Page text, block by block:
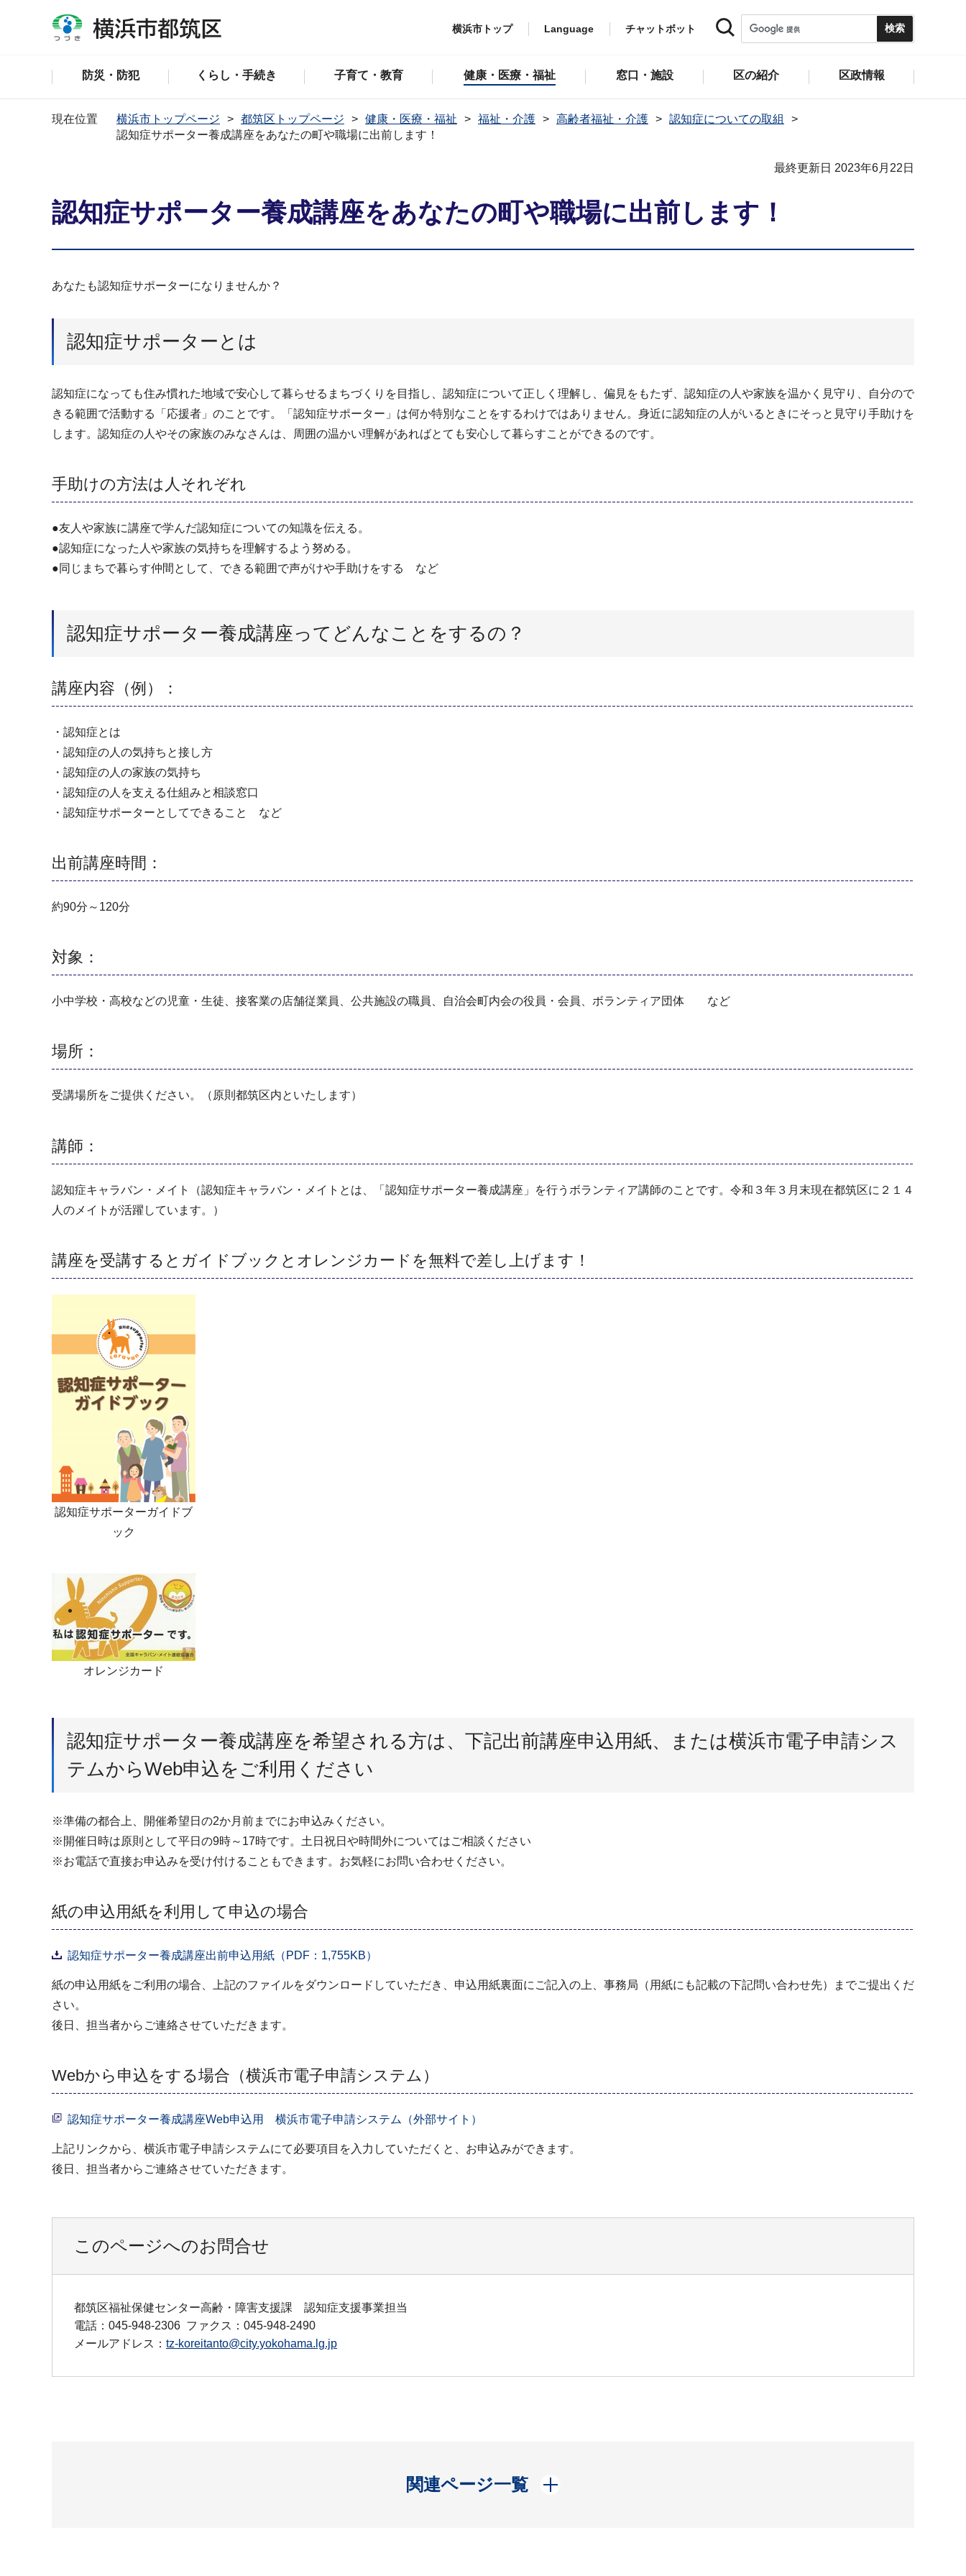
横浜市トップ Language チャットボット
防災・防犯 くらし・手続き 子育て・教育 健康・医療・福祉 窓口・施設 区の紹介 区政情報
現在位置 横浜市トップページ 都筑区トップページ 健康・医療・福祉 福祉・介護 高齢者福祉・介護
認知症についての取組
認知症サポーター養成講座をあなたの町や職場に出前します！
最終更新日 2023年6月22日
認知症サポーター養成講座をあなたの町や職場に出前します！
あなたも認知症サポーターになりませんか？
認知症サポーターとは
認知症になっても住み慣れた地域で安心して暮らせるまちづくりを目指し、認知症について正しく理解し、偏見をもたず、認知症の人や家族を温かく見守り、自分ので
きる範囲で活動する「応援者」のことです。「認知症サポーター」は何か特別なことをするわけではありません。身近に認知症の人がいるときにそっと見守り手助けを
します。認知症の人やその家族のみなさんは、周囲の温かい理解があればとても安心して暮らすことができるのです。
手助けの方法は人それぞれ
●友人や家族に講座で学んだ認知症についての知識を伝える。
●認知症になった人や家族の気持ちを理解するよう努める。
●同じまちで暮らす仲間として、できる範囲で声がけや手助けをする など
認知症サポーター養成講座ってどんなことをするの？
講座内容（例）：
・認知症とは
・認知症の人の気持ちと接し方
・認知症の人の家族の気持ち
・認知症の人を支える仕組みと相談窓口
・認知症サポーターとしてできること など
出前講座時間：
約90分～120分
対象：
小中学校・高校などの児童・生徒、接客業の店舗従業員、公共施設の職員、自治会町内会の役員・会員、ボランティア団体 など
場所：
受講場所をご提供ください。（原則都筑区内といたします）
講師：
認知症キャラバン・メイト（認知症キャラバン・メイトとは、「認知症サポーター養成講座」を行うボランティア講師のことです。令和３年３月末現在都筑区に２１４
人のメイトが活躍しています。）
講座を受講するとガイドブックとオレンジカードを無料で差し上げます！
認知症サポーターガイドブ
ック
オレンジカード
認知症サポーター養成講座を希望される方は、下記出前講座申込用紙、または横浜市電子申請シス
テムからWeb申込をご利用ください
※準備の都合上、開催希望日の2か月前までにお申込みください。
※開催日時は原則として平日の9時～17時です。土日祝日や時間外についてはご相談ください
※お電話で直接お申込みを受け付けることもできます。お気軽にお問い合わせください。
紙の申込用紙を利用して申込の場合
認知症サポーター養成講座出前申込用紙（PDF：1,755KB）
紙の申込用紙をご利用の場合、上記のファイルをダウンロードしていただき、申込用紙裏面にご記入の上、事務局（用紙にも記載の下記問い合わせ先）までご提出くだ
さい。
後日、担当者からご連絡させていただきます。
Webから申込をする場合（横浜市電子申請システム）
認知症サポーター養成講座Web申込用 横浜市電子申請システム（外部サイト）
上記リンクから、横浜市電子申請システムにて必要項目を入力していただくと、お申込みができます。
後日、担当者からご連絡させていただきます。
このページへのお問合せ
都筑区福祉保健センター高齢・障害支援課 認知症支援事業担当
電話：045-948-2306 ファクス：045-948-2490
メールアドレス： tz-koreitanto@city.yokohama.lg.jp
関連ページ一覧
開く